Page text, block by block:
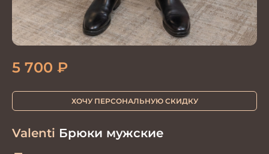
Valenti Брюки мужские
5 700 ₽
ХОЧУ ПЕРСОНАЛЬНУЮ СКИДКУ